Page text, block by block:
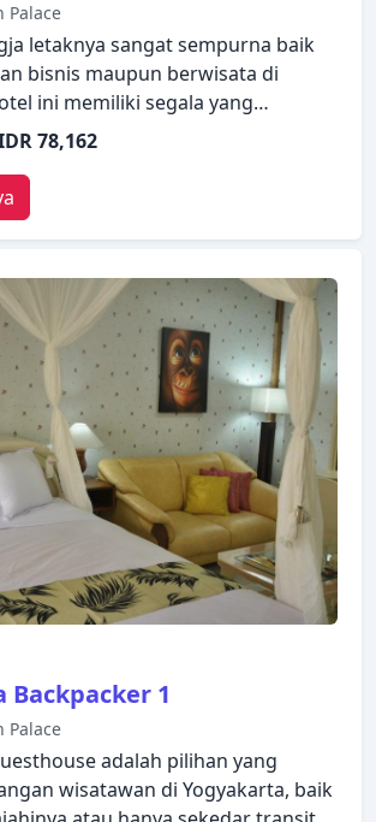
Palace
letaknya sangat sempurna baik
bisnis maupun berwisata di
ini memiliki segala yang
menginap dengan nyaman. Staf
akan menyambut dan
di EDU Hostel Jogja. Dirancang
kenyamanan, beberapa kamar
layar datar, kamar bebas asap
TV satelit/kabel untuk
istirahat malam Anda.
berbagai pilihan rekreasi.
adalah pilihan yang sangat baik
Yogyakarta atau untuk sekadar
menyegarkan diri.
78,162
Backpacker 1
Palace
adalah pilihan yang
wisatawan di Yogyakarta, baik